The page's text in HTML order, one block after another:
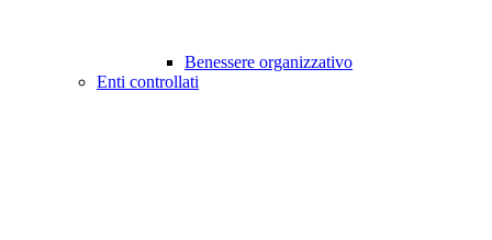
Benessere organizzativo
Enti controllati